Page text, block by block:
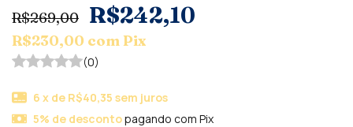
R$269,00 R$242,10
R$230,00 com Pix
(0)
6 x de R$40,35 sem juros
5% de descontopagando com Pix